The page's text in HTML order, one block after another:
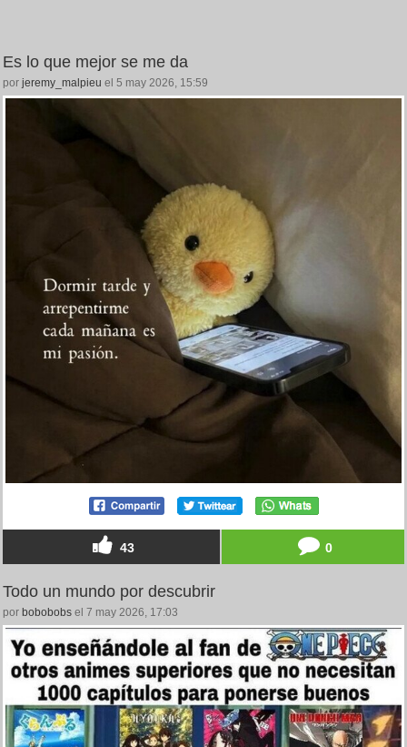
Es lo que mejor se me da
por jeremy_malpieu el 5 may 2026, 15:59
43 0
Todo un mundo por descubrir
por bobobobs el 7 may 2026, 17:03